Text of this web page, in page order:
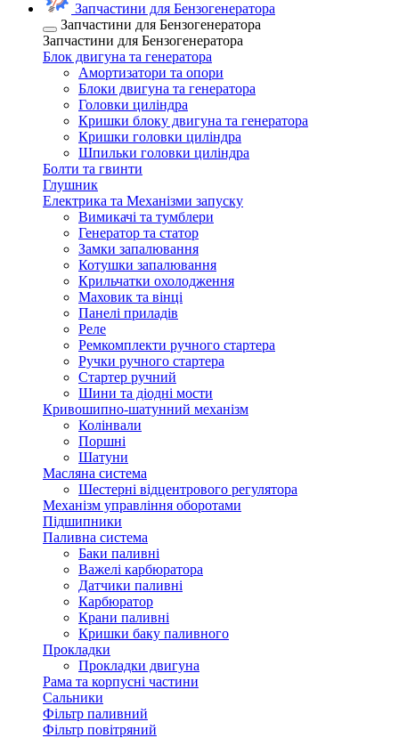
Запчастини для Бензогенератора
Запчастини для Бензогенератора
Запчастини для Бензогенератора
Блок двигуна та генератора
Амортизатори та опори
Блоки двигуна та генератора
Головки циліндра
Кришки блоку двигуна та генератора
Кришки головки циліндра
Шпильки головки циліндра
Болти та гвинти
Глушник
Електрика та Механізми запуску
Вимикачі та тумблери
Генератор та статор
Замки запалювання
Котушки запалювання
Крильчатки охолодження
Маховик та вінці
Панелі приладів
Реле
Ремкомплекти ручного стартера
Ручки ручного стартера
Стартер ручний
Шини та діодні мости
Кривошипно-шатунний механізм
Колінвали
Поршні
Шатуни
Масляна система
Шестерні відцентрового регулятора
Механізм управління оборотами
Підшипники
Паливна система
Баки паливні
Важелі карбюратора
Датчики паливні
Карбюратор
Крани паливні
Кришки баку паливного
Прокладки
Прокладки двигуна
Рама та корпусні частини
Сальники
Фільтр паливний
Фільтр повітряний